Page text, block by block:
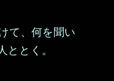
て、何を聞い
ととく。